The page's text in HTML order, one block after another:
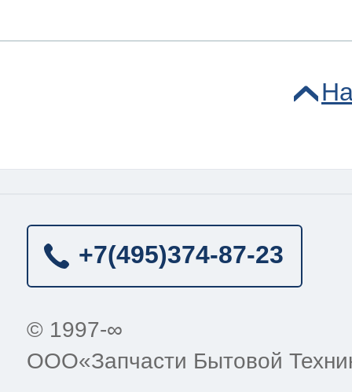
+7(495)374-87-23
© 1997-∞
ООО«Запчасти Бытовой